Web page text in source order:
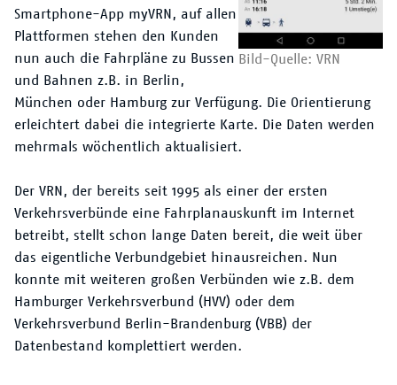
Bild-Quelle: VRN
Smartphone-App myVRN, auf allen
Plattformen stehen den Kunden
nun auch die Fahrpläne zu Bussen
und Bahnen z.B. in Berlin,
München oder Hamburg zur Verfügung. Die Orientierung
erleichtert dabei die integrierte Karte. Die Daten werden
mehrmals wöchentlich aktualisiert.
Der VRN, der bereits seit 1995 als einer der ersten
Verkehrsverbünde eine Fahrplanauskunft im Internet
betreibt, stellt schon lange Daten bereit, die weit über
das eigentliche Verbundgebiet hinausreichen. Nun
konnte mit weiteren großen Verbünden wie z.B. dem
Hamburger Verkehrsverbund (HVV) oder dem
Verkehrsverbund Berlin-Brandenburg (VBB) der
Datenbestand komplettiert werden.